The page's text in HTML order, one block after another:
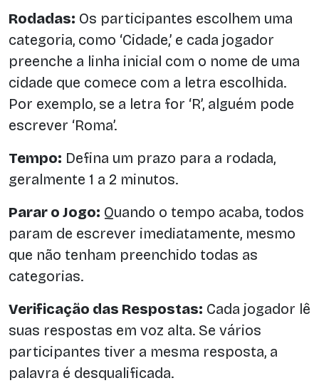
Rodadas: Os participantes escolhem uma
categoria, como ‘Cidade,’ e cada jogador
preenche a linha inicial com o nome de uma
cidade que comece com a letra escolhida.
Por exemplo, se a letra for ‘R’, alguém pode
escrever ‘Roma’.
Tempo: Defina um prazo para a rodada,
geralmente 1 a 2 minutos.
Parar o Jogo: Quando o tempo acaba, todos
param de escrever imediatamente, mesmo
que não tenham preenchido todas as
categorias.
Verificação das Respostas: Cada jogador lê
suas respostas em voz alta. Se vários
participantes tiver a mesma resposta, a
palavra é desqualificada.